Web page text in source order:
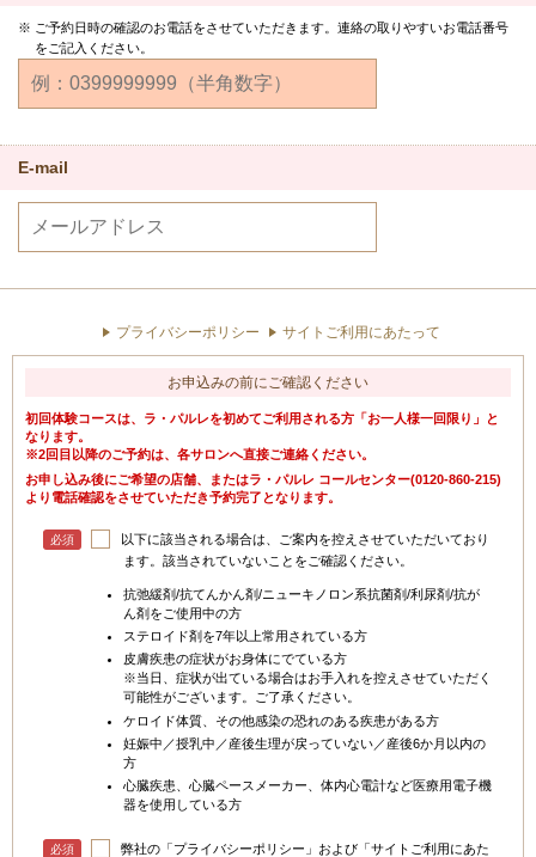
ご予約日時の確認のお電話をさせていただきます。連絡の取りやすいお電話番号
をご記入ください。
E-mail
プライバシーポリシー サイトご利用にあたって
お申込みの前にご確認ください
初回体験コースは、ラ・パルレを初めてご利用される方「お一人様一回限り」と
なります。
※2回目以降のご予約は、各サロンへ直接ご連絡ください。
お申し込み後にご希望の店舗、またはラ・パルレ コールセンター(0120-860-215)
より電話確認をさせていただき予約完了となります。
必須
以下に該当される場合は、ご案内を控えさせていただいており
ます。該当されていないことをご確認ください。
抗弛緩剤/抗てんかん剤/ニューキノロン系抗菌剤/利尿剤/抗が
ん剤をご使用中の方
ステロイド剤を7年以上常用されている方
皮膚疾患の症状がお身体にでている方
※当日、症状が出ている場合はお手入れを控えさせていただく
可能性がございます。ご了承ください。
ケロイド体質、その他感染の恐れのある疾患がある方
妊娠中／授乳中／産後生理が戻っていない／産後6か月以内の
方
心臓疾患、心臓ペースメーカー、体内心電計など医療用電子機
器を使用している方
必須
弊社の「プライバシーポリシー」および「サイトご利用にあた